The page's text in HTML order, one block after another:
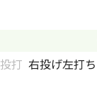
投打 右投げ左打ち